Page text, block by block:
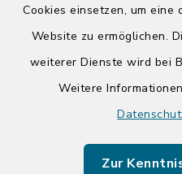
Cookies einsetzen, um
Website zu ermöglichen.
weiterer Dienste wird bei
Weitere
Zur